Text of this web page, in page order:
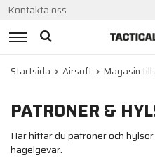
Kontakta oss
Startsida Airsoft Magasin
PATRONER &
Här hittar du patroner och
hagelgevär.